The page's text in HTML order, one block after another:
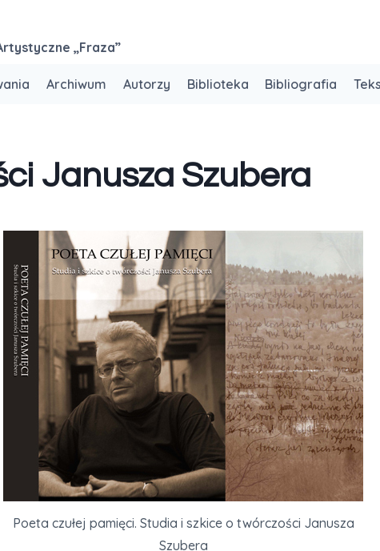
„Fraza”
Archiwum Autorzy Biblioteka Bibliografia
Janusza Szubera
Poeta czułej pamięci. Studia i szkice o twórczości Janusza
Szubera